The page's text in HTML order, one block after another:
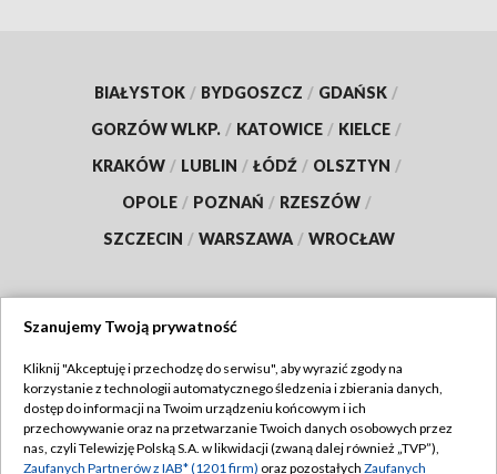
BIAŁYSTOK / BYDGOSZCZ / GDAŃSK /
GORZÓW WLKP. / KATOWICE / KIELCE /
KRAKÓW / LUBLIN / ŁÓDŹ / OLSZTYN /
OPOLE / POZNAŃ / RZESZÓW /
SZCZECIN / WARSZAWA / WROCŁAW
TVP
Abonament TVP
Emisja w TVP
Regulamin TVP
Szanujemy Twoją prywatność
Kliknij "Akceptuję i przechodzę do serwisu", aby wyrazić zgody na
korzystanie z technologii automatycznego śledzenia i zbierania danych,
dostęp do informacji na Twoim urządzeniu końcowym i ich
przechowywanie oraz na przetwarzanie Twoich danych osobowych przez
nas, czyli Telewizję Polską S.A. w likwidacji (zwaną dalej również „TVP”),
Zaufanych Partnerów z IAB* (1201 firm) oraz pozostałych Zaufanych